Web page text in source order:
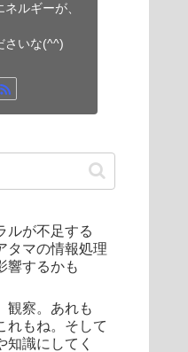
ルギーが、
さいな(^^)
ルが不足する
タマの情報処理
響するかも
観察。あれも
れもね。そして
知識にしてく